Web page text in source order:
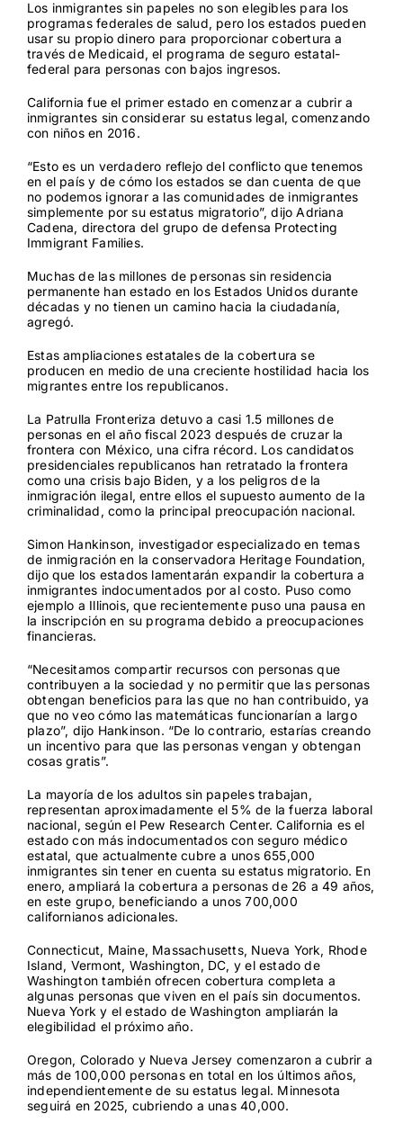
Los inmigrantes sin papeles no son elegibles para los
programas federales de salud, pero los estados pueden
usar su propio dinero para proporcionar cobertura a
través de Medicaid, el programa de seguro estatal-
federal para personas con bajos ingresos.
California fue el primer estado en comenzar a cubrir a
inmigrantes sin considerar su estatus legal, comenzando
con niños en 2016.
“Esto es un verdadero reflejo del conflicto que tenemos
en el país y de cómo los estados se dan cuenta de que
no podemos ignorar a las comunidades de inmigrantes
simplemente por su estatus migratorio”, dijo Adriana
Cadena, directora del grupo de defensa Protecting
Immigrant Families.
Muchas de las millones de personas sin residencia
permanente han estado en los Estados Unidos durante
décadas y no tienen un camino hacia la ciudadanía,
agregó.
Estas ampliaciones estatales de la cobertura se
producen en medio de una creciente hostilidad hacia los
migrantes entre los republicanos.
La Patrulla Fronteriza detuvo a casi 1.5 millones de
personas en el año fiscal 2023 después de cruzar la
frontera con México, una cifra récord. Los candidatos
presidenciales republicanos han retratado la frontera
como una crisis bajo Biden, y a los peligros de la
inmigración ilegal, entre ellos el supuesto aumento de la
criminalidad, como la principal preocupación nacional.
Simon Hankinson, investigador especializado en temas
de inmigración en la conservadora Heritage Foundation,
dijo que los estados lamentarán expandir la cobertura a
inmigrantes indocumentados por al costo. Puso como
ejemplo a Illinois, que recientemente puso una pausa en
la inscripción en su programa debido a preocupaciones
financieras.
“Necesitamos compartir recursos con personas que
contribuyen a la sociedad y no permitir que las personas
obtengan beneficios para las que no han contribuido, ya
que no veo cómo las matemáticas funcionarían a largo
plazo”, dijo Hankinson. “De lo contrario, estarías creando
un incentivo para que las personas vengan y obtengan
cosas gratis”.
La mayoría de los adultos sin papeles trabajan,
representan aproximadamente el 5% de la fuerza laboral
nacional, según el Pew Research Center. California es el
estado con más indocumentados con seguro médico
estatal, que actualmente cubre a unos 655,000
inmigrantes sin tener en cuenta su estatus migratorio. En
enero, ampliará la cobertura a personas de 26 a 49 años,
en este grupo, beneficiando a unos 700,000
californianos adicionales.
Connecticut, Maine, Massachusetts, Nueva York, Rhode
Island, Vermont, Washington, DC, y el estado de
Washington también ofrecen cobertura completa a
algunas personas que viven en el país sin documentos.
Nueva York y el estado de Washington ampliarán la
elegibilidad el próximo año.
Oregon, Colorado y Nueva Jersey comenzaron a cubrir a
más de 100,000 personas en total en los últimos años,
independientemente de su estatus legal. Minnesota
seguirá en 2025, cubriendo a unas 40,000.